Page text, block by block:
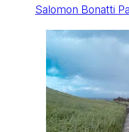
Salomon Bonatti